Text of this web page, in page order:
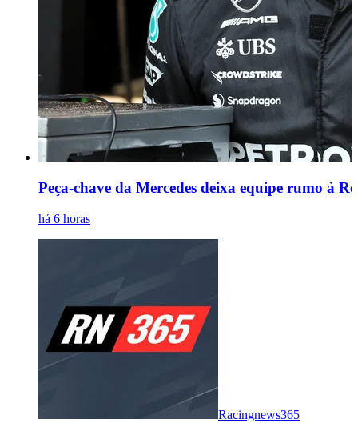
Peça-chave da Mercedes deixa equipe rumo à
há 6 horas
Racingnews365